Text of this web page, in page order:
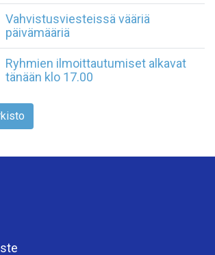
Vahvistusviesteissä vääriä
päivämääriä
Ryhmien ilmoittautumiset alkavat
tänään klo 17.00